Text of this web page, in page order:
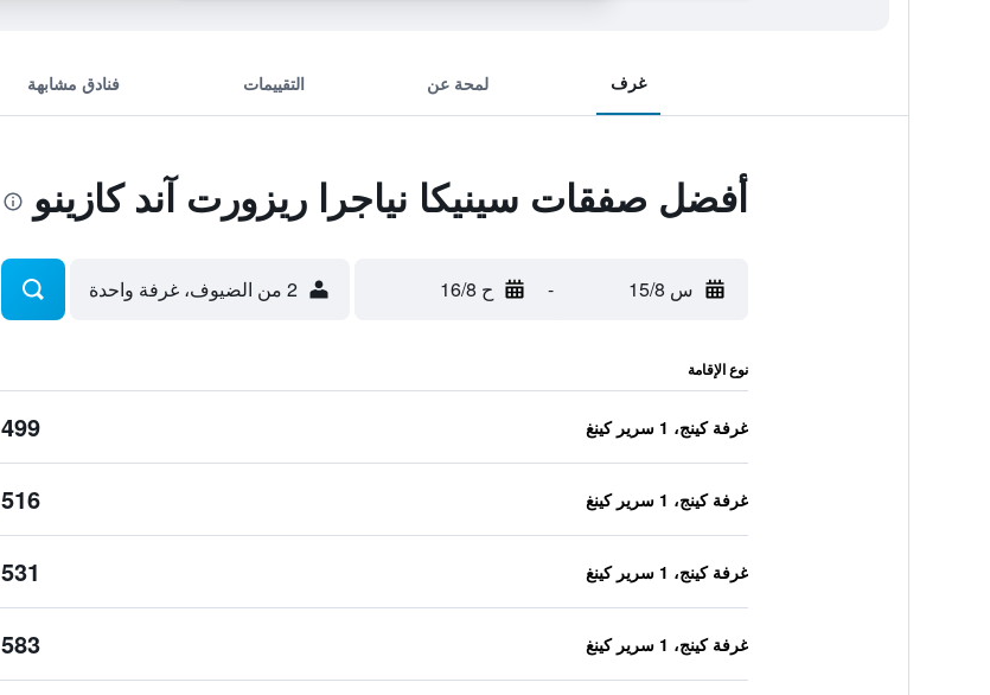
غرف لمحة عن التقييمات فنادق مشابهة
أفضل صفقات سينيكا نياجرا ريزورت آند كازينو
س 15/8 - ح 16/8 2 من الضيوف، غرفة واحدة
نوع الإقامة
غرفة كينج، 1 سرير كينغ 499 ﷼
غرفة كينج، 1 سرير كينغ 516 ﷼
غرفة كينج، 1 سرير كينغ 531 ﷼
غرفة كينج، 1 سرير كينغ 583 ﷼